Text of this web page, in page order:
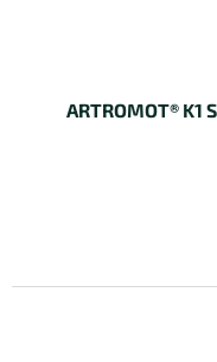
ARTROMOT®